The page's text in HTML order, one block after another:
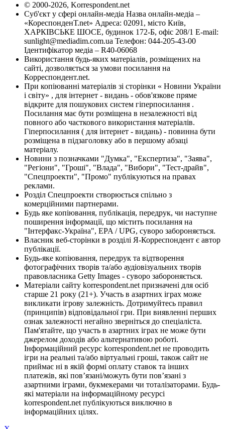
© 2000-2026, Korrespondent.net
Суб'єкт у сфері онлайн-медіа Назва онлайн-медіа –
«КореспонденТ.net» Адреса: 02091, місто Київ,
ХАРКІВСЬКЕ ШОСЕ, будинок 172-Б, офіс 208/1 E-mail:
sunlight@mediadim.com.ua Телефон: 044-205-43-00
Ідентифікатор медіа – R40-06068
Використання будь-яких матеріалів, розміщених на
сайті, дозволяється за умови посилання на
Корреспондент.net.
При копіюванні матеріалів зі сторінки « Новини України
і світу» , для інтернет - видань - обов'язкове пряме
відкрите для пошукових систем гіперпосилання .
Посилання має бути розміщена в незалежності від
повного або часткового використання матеріалів.
Гіперпосилання ( для інтернет - видань) - повинна бути
розміщена в підзаголовку або в першому абзаці
матеріалу.
Новини з позначками "Думка", "Експертиза", "Заява",
"Регіони", "Гроші", "Влада", "Вибори", "Тест-драйв",
"Спецпроекти", "Промо" публікуються на правах
реклами.
Розділ Спецпроекти створюється спільно з
комерційними партнерами.
Будь яке копіювання, публікація, передрук, чи наступне
поширення інформації, що містить посилання на
"Інтерфакс-Україна", EPA / UPG, суворо забороняється.
Власник веб-сторінки в розділі Я-Корреспондент є автор
публікації.
Будь-яке копіювання, передрук та відтворення
фотографічних творів та/або аудіовізуальних творів
правовласника Getty Images - суворо забороняється.
Матеріали сайту korrespondent.net призначені для осіб
старше 21 року (21+). Участь в азартних іграх може
викликати ігрову залежність. Дотримуйтесь правил
(принципів) відповідальної гри. При виявленні перших
ознак залежності негайно зверніться до спеціаліста.
Пам'ятайте, що участь в азартних іграх не може бути
джерелом доходів або альтернативою роботі.
Інформаційний ресурс korrespondent.net не проводить
ігри на реальні та/або віртуальні гроші, також сайт не
приймає ні в якій формі оплату ставок та інших
платежів, які пов’язані/можуть бути пов’язані з
азартними іграми, букмекерами чи тоталізаторами. Будь-
які матеріали на інформаційному ресурсі
korrespondent.net публікуються виключно в
інформаційних цілях.